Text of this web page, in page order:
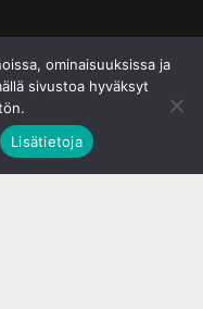
ominaisuuksissa ja
sivustoa hyväksyt
Lisätietoja